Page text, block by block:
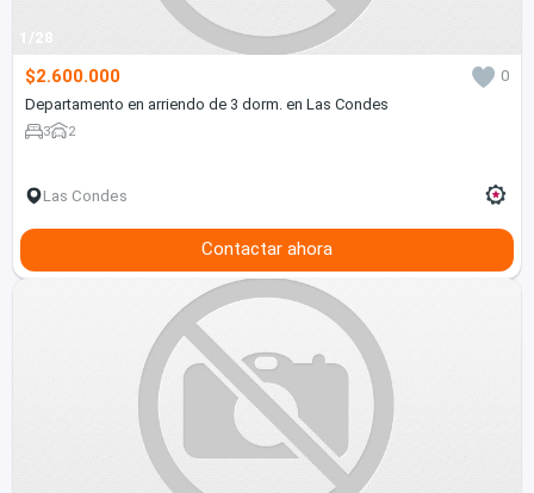
1/28
$2.600.000
0
Departamento en arriendo de 3 dorm. en Las Condes
3 2
Las Condes
Contactar ahora